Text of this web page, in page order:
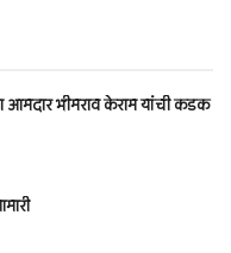
आमदार भीमराव केराम यांची कडक